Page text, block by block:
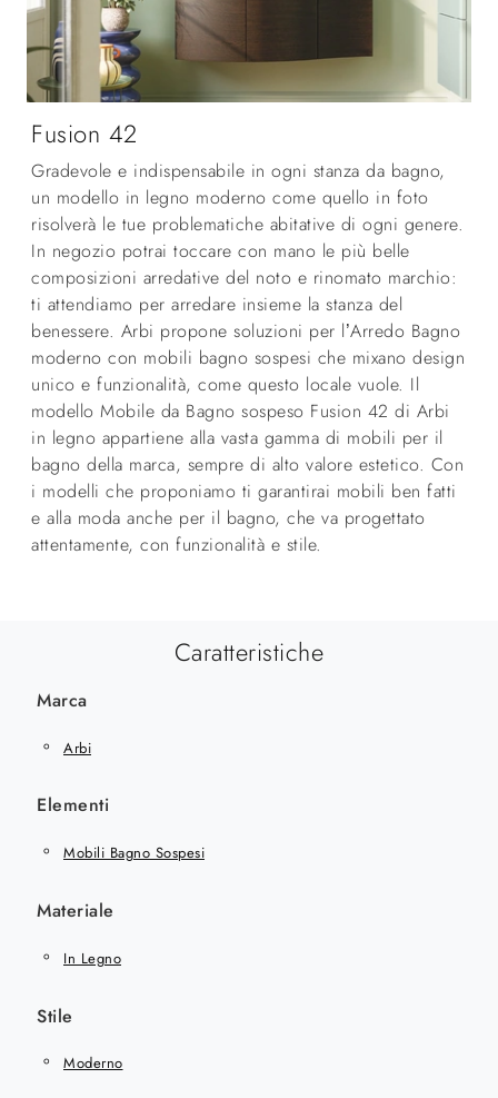
Fusion 42
Gradevole e indispensabile in ogni stanza da bagno,
un modello in legno moderno come quello in foto
risolverà le tue problematiche abitative di ogni genere.
In negozio potrai toccare con mano le più belle
composizioni arredative del noto e rinomato marchio:
ti attendiamo per arredare insieme la stanza del
benessere. Arbi propone soluzioni per l’Arredo Bagno
moderno con mobili bagno sospesi che mixano design
unico e funzionalità, come questo locale vuole. Il
modello Mobile da Bagno sospeso Fusion 42 di Arbi
in legno appartiene alla vasta gamma di mobili per il
bagno della marca, sempre di alto valore estetico. Con
i modelli che proponiamo ti garantirai mobili ben fatti
e alla moda anche per il bagno, che va progettato
attentamente, con funzionalità e stile.
Caratteristiche
Marca
Arbi
Elementi
Mobili Bagno Sospesi
Materiale
In Legno
Stile
Moderno